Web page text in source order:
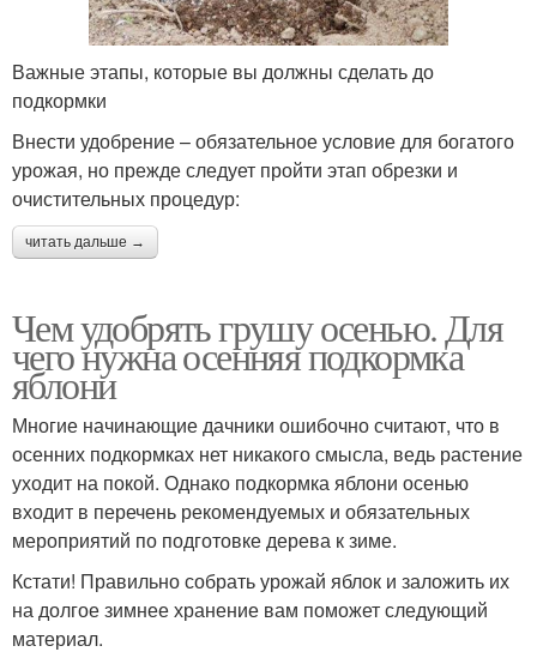
Важные этапы, которые вы должны сделать до
подкормки
Внести удобрение – обязательное условие для богатого
урожая, но прежде следует пройти этап обрезки и
очистительных процедур:
читать дальше →
Чем удобрять грушу осенью. Для
чего нужна осенняя подкормка
яблони
Многие начинающие дачники ошибочно считают, что в
осенних подкормках нет никакого смысла, ведь растение
уходит на покой. Однако подкормка яблони осенью
входит в перечень рекомендуемых и обязательных
мероприятий по подготовке дерева к зиме.
Кстати! Правильно собрать урожай яблок и заложить их
на долгое зимнее хранение вам поможет следующий
материал.